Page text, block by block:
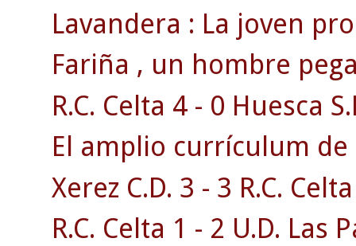
Lavandera : La joven
Fariña , un hombre
R.C. Celta 4 - 0 Huesca
El amplio currículum de
Xerez C.D. 3 - 3 R.C.
R.C. Celta 1 - 2 U.D. Las